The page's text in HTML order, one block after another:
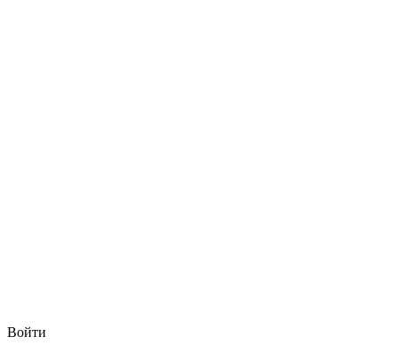
Войти